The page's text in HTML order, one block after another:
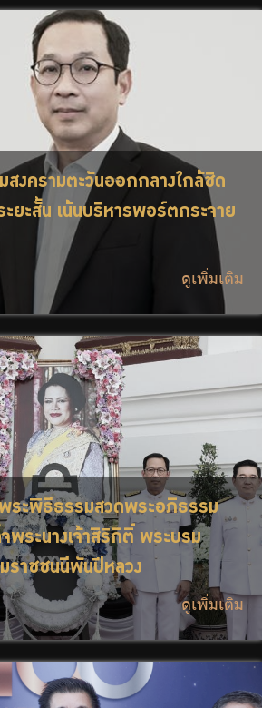
งครามตะวันออกกลางใกล้ชิด
ยะสั้น เน้นบริหารพอร์ตกระจาย
ดูเพิ่มเติม
พระพิธีธรรมสวดพระอภิธรรม
พระนางเจ้าสิริกิติ์ พระบรม
ราชชนนีพันปีหลวง
ดูเพิ่มเติม